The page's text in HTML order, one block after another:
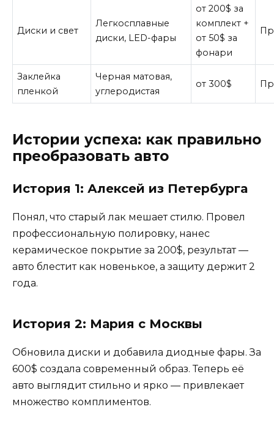
Диски и свет
Легкосплавные
диски, LED-фары
от 200$ за
комплект +
от 50$ за
фонари
Заклейка
пленкой
Черная матовая,
углеродистая
от 300$
Истории успеха: как правильно
преобразовать авто
История 1: Алексей из Петербурга
Понял, что старый лак мешает стилю. Провел
профессиональную полировку, нанес
керамическое покрытие за 200$, результат —
авто блестит как новенькое, а защиту держит 2
года.
История 2: Мария с Москвы
Обновила диски и добавила диодные фары. За
600$ создала современный образ. Теперь её
авто выглядит стильно и ярко — привлекает
множество комплиментов.